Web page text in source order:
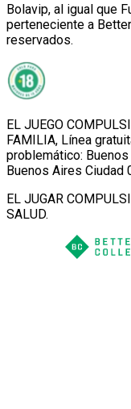
Bolavip, al igual que
perteneciente a
reservados.
EL JUEGO
FAMILIA, Línea
problemático:
Buenos Aires Ciudad
EL JUGAR
SALUD.